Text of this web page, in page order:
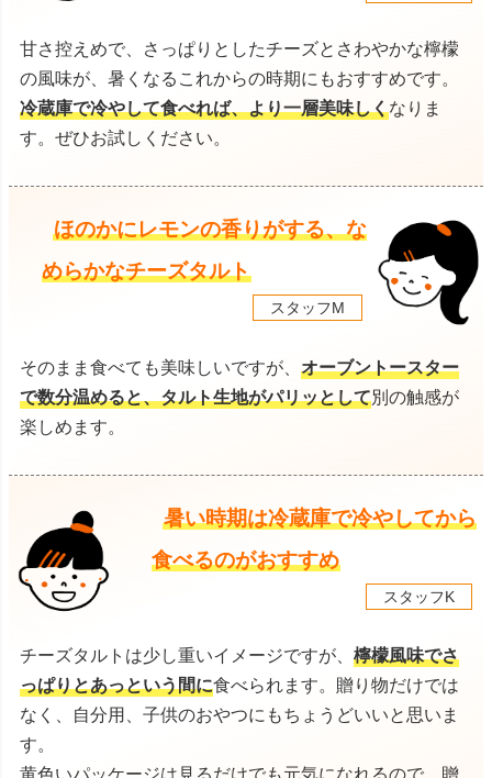
甘さ控えめで、さっぱりとしたチーズとさわやかな檸檬
の風味が、暑くなるこれからの時期にもおすすめです。
冷蔵庫で冷やして食べれば、より一層美味しくなりま
す。ぜひお試しください。
ほのかにレモンの香りがする、な
めらかなチーズタルト
スタッフM
そのまま食べても美味しいですが、 オーブントースター
で数分温めると、タルト生地がパリッとして別の触感が
楽しめます。
暑い時期は冷蔵庫で冷やしてから
食べるのがおすすめ
スタッフK
チーズタルトは少し重いイメージですが、 檸檬風味でさ
っぱりとあっという間に食べられます。贈り物だけでは
なく、自分用、子供のおやつにもちょうどいいと思いま
す。